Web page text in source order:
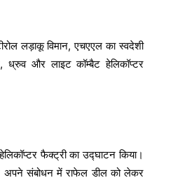
लड़ाकू विमान, एचएएल का स्वदेशी
और लाइट कॉम्बैट हेलिकॉप्टर
फैक्ट्री का उद्घाटन किया।
ने अपने संबोधन में राफेल डील को लेकर